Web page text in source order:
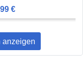
€
anzeigen